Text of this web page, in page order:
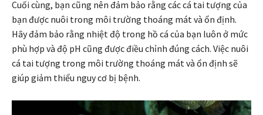
Cuối cùng, bạn cũng nên đảm bảo rằng các cá tai tượng của
bạn được nuôi trong môi trường thoáng mát và ổn định.
Hãy đảm bảo rằng nhiệt độ trong hồ cá của bạn luôn ở mức
phù hợp và độ pH cũng được điều chỉnh đúng cách. Việc nuôi
cá tai tượng trong môi trường thoáng mát và ổn định sẽ
giúp giảm thiểu nguy cơ bị bệnh.